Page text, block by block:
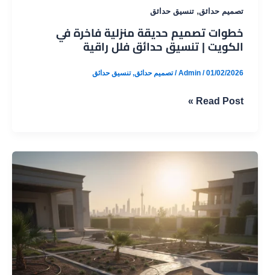
تصميم حدائق, تنسيق حدائق
خطوات تصميم حديقة منزلية فاخرة في
الكويت | تنسيق حدائق فلل راقية
Admin /01/02/2026
/تصميم حدائق,تنسيق حدائق
خطوات
منزلية
فاخرة
في
الكويت
تنسيق
حدائق
Read Post »